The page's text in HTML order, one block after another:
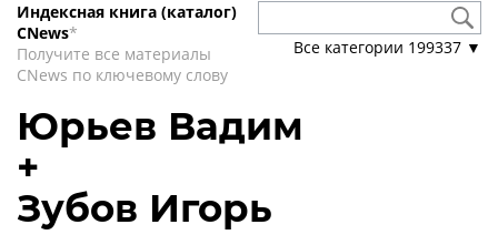
Индексная книга (каталог)
CNews*
Получите все материалы
CNews по ключевому слову
Все категории 199337 ▼
Юрьев Вадим
+
Зубов Игорь